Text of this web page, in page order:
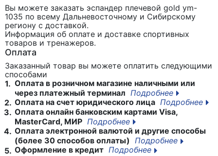
Вы можете заказать эспандер плечевой gold ym-
1035 по всему Дальневосточному и Сибирскому
региону с доставкой.
Информация об оплате и доставке спортивных
товаров и тренажеров.
Оплата
Заказанный товар вы можете оплатить следующими
способами
1. Оплата в розничном магазине наличными или
через платежный терминал Подробнее
2. Оплата на счет юридического лица Подробнее
3. Оплата онлайн банковским картами Visa,
MasterCard, МИР Подробнее
4. Оплата электронной валютой и другие способы
(более 30 способов оплаты) Подробнее
5. Оформление в кредит Подробнее